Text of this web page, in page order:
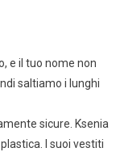
e il tuo nome non
saltiamo i lunghi
sicure. Ksenia
I suoi vestiti